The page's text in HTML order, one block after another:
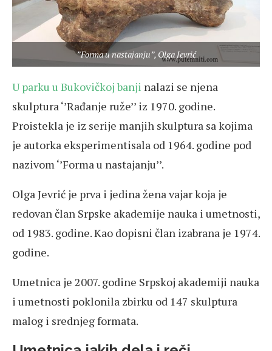
”Forma u nastajanju”, Olga Jevrić
U parku u Bukovičkoj banji nalazi se njena
skulptura ‘’Rađanje ruže’’ iz 1970. godine.
Proistekla je iz serije manjih skulptura sa kojima
je autorka eksperimentisala od 1964. godine pod
nazivom ‘’Forma u nastajanju’’.
Olga Jevrić je prva i jedina žena vajar koja je
redovan član Srpske akademije nauka i umetnosti,
od 1983. godine. Kao dopisni član izabrana je 1974.
godine.
Umetnica je 2007. godine Srpskoj akademiji nauka
i umetnosti poklonila zbirku od 147 skulptura
malog i srednjeg formata.